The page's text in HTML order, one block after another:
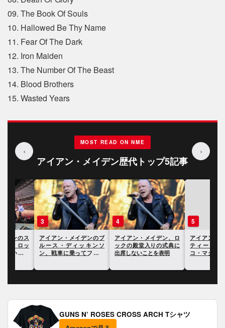
09. The Book Of Souls
10. Hallowed Be Thy Name
11. Fear Of The Dark
12. Iron Maiden
13. The Number Of The Beast
14. Blood Brothers
15. Wasted Years
‹
MOST READ ON NME
アイアン・メイデン歴代トップ5記事
›
3
アイアン・メイデンのブ
ルース・ディッキンソ
ン、戦車に乗ってフェス
4
アイアン・メイデン、ロ
ックの殿堂入りの式典に
出席しないことを表明
5
アイアン・メイデ
ティーヴ・ハリス
コ・マクブレイン
散を考えたと語る
GUNS N’ ROSES CROSS ARCH Tシャツ